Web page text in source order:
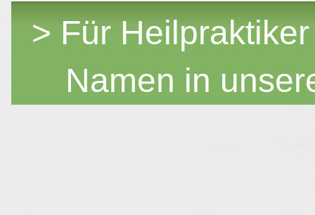
> Für
Namen in